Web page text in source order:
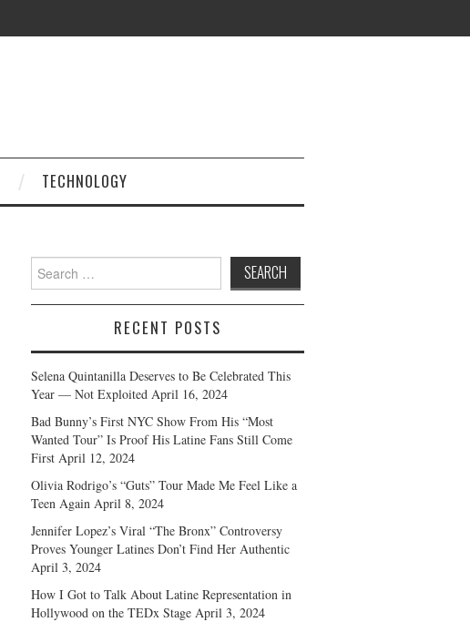
TECHNOLOGY
Search
for:
RECENT POSTS
Selena Quintanilla Deserves to Be Celebrated This
Year — Not Exploited April 16, 2024
Bad Bunny’s First NYC Show From His “Most
Wanted Tour” Is Proof His Latine Fans Still Come
First April 12, 2024
Olivia Rodrigo’s “Guts” Tour Made Me Feel Like a
Teen Again April 8, 2024
Jennifer Lopez’s Viral “The Bronx” Controversy
Proves Younger Latines Don’t Find Her Authentic
April 3, 2024
How I Got to Talk About Latine Representation in
Hollywood on the TEDx Stage April 3, 2024